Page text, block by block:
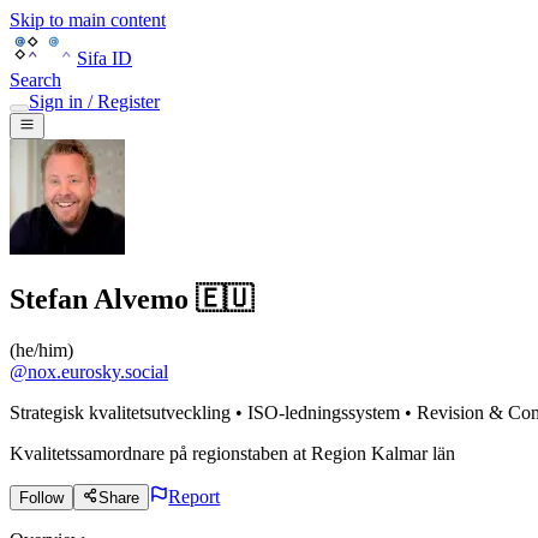
Skip to main content
Sifa ID
Search
Sign in / Register
Stefan Alvemo 🇪🇺
(he/him)
@nox.eurosky.social
Strategisk kvalitetsutveckling • ISO-ledningssystem • Revision &
Kvalitetssamordnare på regionstaben at Region Kalmar län
Follow Share Report